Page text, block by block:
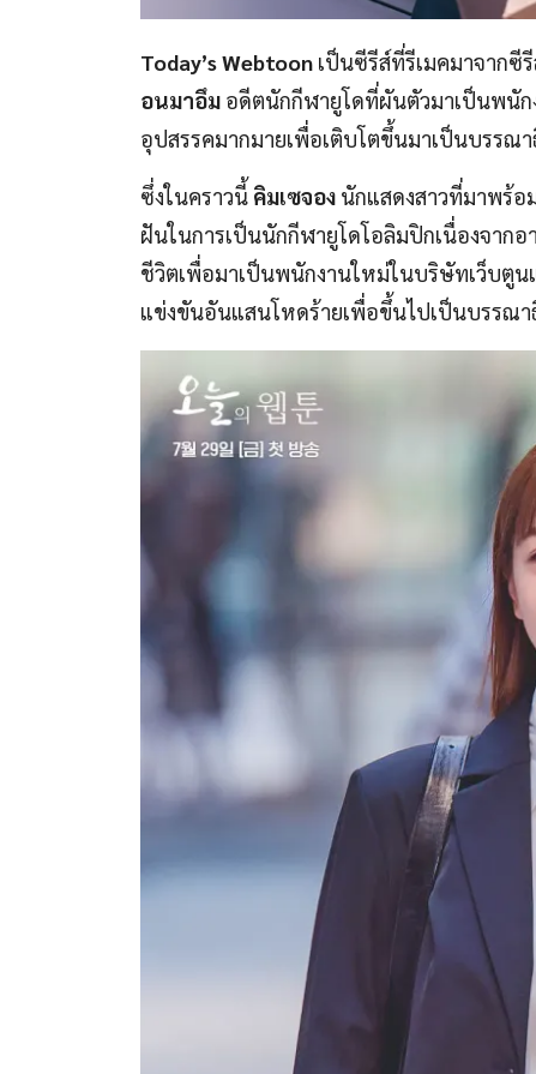
Today’s Webtoon เป็นซีรีส์ที่รีเมคมาจาก
อนมาอึม อดีตนักกีฬายูโดที่ผันตัวมาเป็นพนั
อุปสรรคมากมายเพื่อเติบโตขึ้นมาเป็นบรรณ
ซึ่งในคราวนี้ คิมเซจอง นักแสดงสาวที่มาพร้อ
ฝันในการเป็นนักกีฬายูโดโอลิมปิกเนื่องจากอ
ชีวิตเพื่อมาเป็นพนักงานใหม่ในบริษัทเว็บตูน
แข่งขันอันแสนโหดร้ายเพื่อขึ้นไปเป็นบรรณ